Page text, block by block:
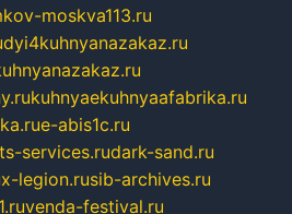
moskva113.ru
kuhnyaekuhnyaafabrika.ru
e-abis1c.ru
services.rudark-sand.ru
x-legion.rusib-archives.ru
venda-festival.ru